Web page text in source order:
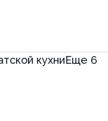
кухниЕще 6